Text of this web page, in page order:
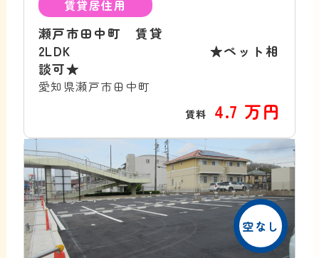
賃貸居住用
瀬戸市田中町 賃貸
2LDK ★ペット相
談可★
愛知県瀬戸市田中町
賃料 4.7 万円
空なし